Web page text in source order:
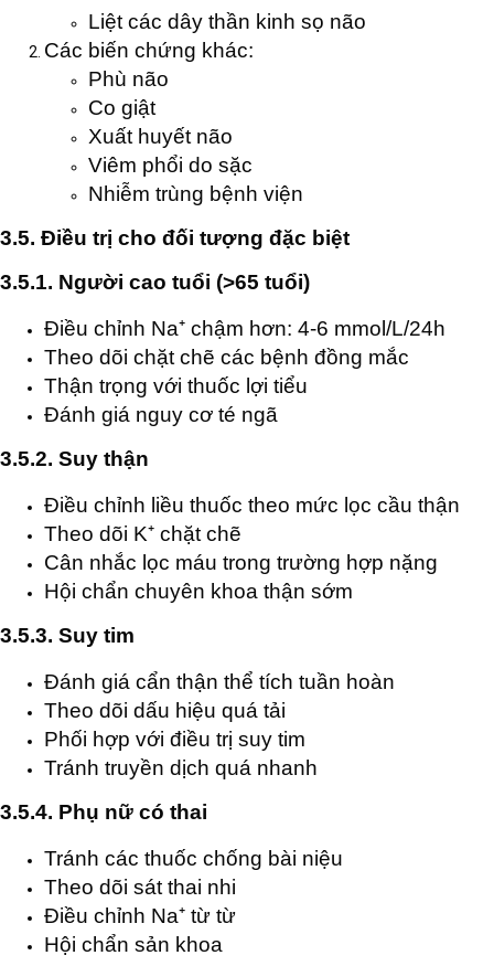
Liệt các dây thần kinh sọ não
Các biến chứng khác:
Phù não
Co giật
Xuất huyết não
Viêm phổi do sặc
Nhiễm trùng bệnh viện
3.5. Điều trị cho đối tượng đặc biệt
3.5.1. Người cao tuổi (>65 tuổi)
Điều chỉnh Na⁺ chậm hơn: 4-6 mmol/L/24h
Theo dõi chặt chẽ các bệnh đồng mắc
Thận trọng với thuốc lợi tiểu
Đánh giá nguy cơ té ngã
3.5.2. Suy thận
Điều chỉnh liều thuốc theo mức lọc cầu thận
Theo dõi K⁺ chặt chẽ
Cân nhắc lọc máu trong trường hợp nặng
Hội chẩn chuyên khoa thận sớm
3.5.3. Suy tim
Đánh giá cẩn thận thể tích tuần hoàn
Theo dõi dấu hiệu quá tải
Phối hợp với điều trị suy tim
Tránh truyền dịch quá nhanh
3.5.4. Phụ nữ có thai
Tránh các thuốc chống bài niệu
Theo dõi sát thai nhi
Điều chỉnh Na⁺ từ từ
Hội chẩn sản khoa